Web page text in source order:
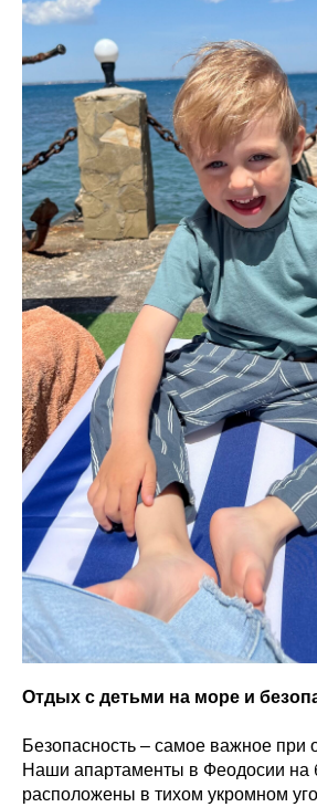
Отдых с детьми на море и
Безопасность – самое важное при
Наши апартаменты в Феодосии на
расположены в тихом укромном